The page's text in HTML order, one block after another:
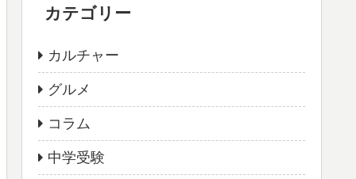
カテゴリー
カルチャー
グルメ
コラム
中学受験